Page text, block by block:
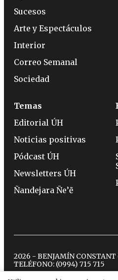
Sucesos
Arte y Espectáculos
Interior
Correo Semanal
Sociedad
Temas
Editorial ÚH
Noticias positivas
Pódcast ÚH
Newsletters ÚH
Ñandejara Ñe’ẽ
2026 - BENJAMÍN
TELÉFONO: (0994) 715 715